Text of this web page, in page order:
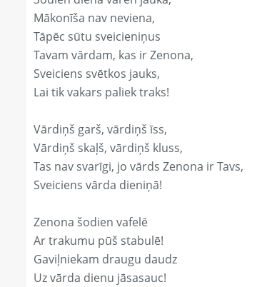
Mākonīša nav neviena,
Tāpēc sūtu sveicieniņus
Tavam vārdam, kas ir Zenona,
Sveiciens svētkos jauks,
Lai tik vakars paliek traks!
Vārdiņš garš, vārdiņš īss,
Vārdiņš skaļš, vārdiņš kluss,
Tas nav svarīgi, jo vārds Zenona ir Tavs,
Sveiciens vārda dieniņā!
Zenona šodien vafelē
Ar trakumu pūš stabulē!
Gaviļniekam draugu daudz
Uz vārda dienu jāsasauc!